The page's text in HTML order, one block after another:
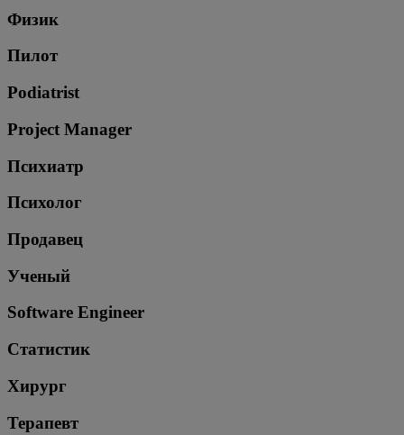
Физик
Пилот
Podiatrist
Project Manager
Психиатр
Психолог
Продавец
Ученый
Software Engineer
Статистик
Хирург
Терапевт